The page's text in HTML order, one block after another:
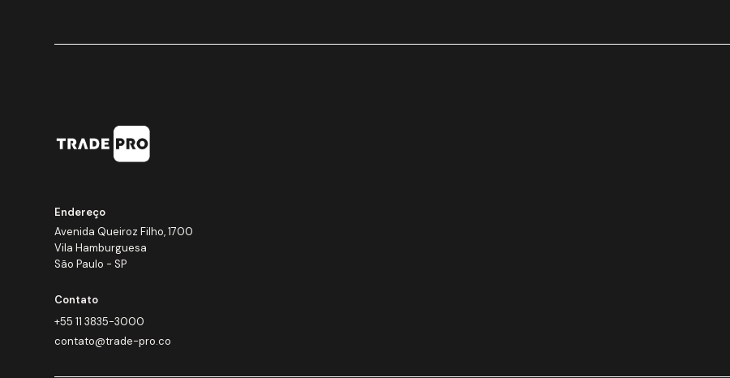
Endereço
Avenida Queiroz Filho, 1700
Vila Hamburguesa
São Paulo - SP
Contato
+55 11 3835-3000
contato@trade-pro.co